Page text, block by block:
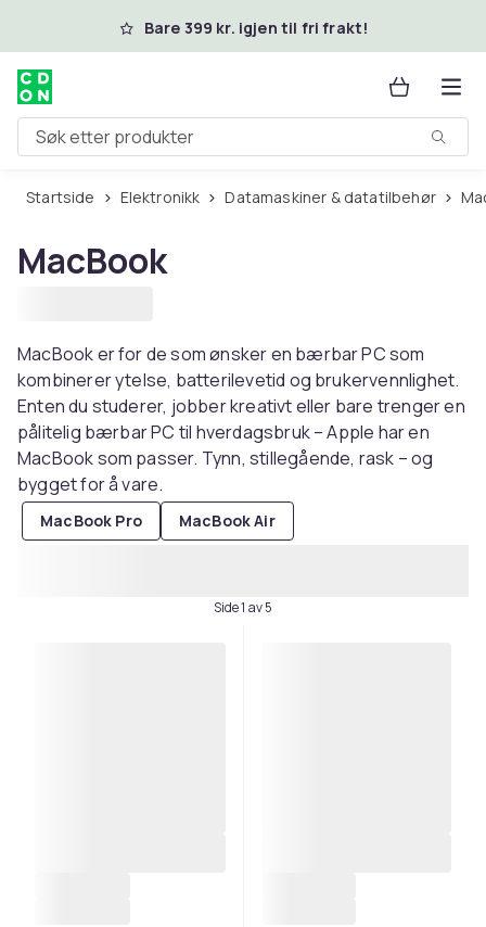
Hopp til hovedinnholdBare 399 kr. igjen til fri frakt!
Søk etter produkter
Startside Elektronikk Datamaskiner & datatilbehør
MacBook
MacBook er for de som ønsker en bærbar PC som
kombinerer ytelse, batterilevetid og brukervennlighet.
Enten du studerer, jobber kreativt eller bare trenger en
pålitelig bærbar PC til hverdagsbruk – Apple har en
MacBook som passer. Tynn, stillegående, rask – og
bygget for å vare.
MacBook Pro MacBook Air
Side 1 av 5